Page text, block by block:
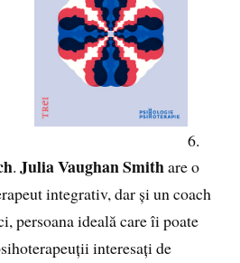
6.
.Julia Vaughan Smithare o
integrativ, dar și un coach
persoana ideală care îi poate
interesați de